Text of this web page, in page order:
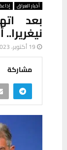
أخبار العراق
بعد
19 أكتوبر، 2023
مشاركة